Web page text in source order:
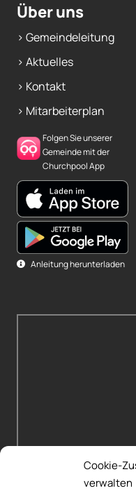
Cookie-
verwalten
Über uns
> Gemeindeleitung
> Aktuelles
> Kontakt
> Mitarbeiterplan
Folgen Sie unserer
Gemeinde mit der
Churchpool App
Anleitung herunterladen